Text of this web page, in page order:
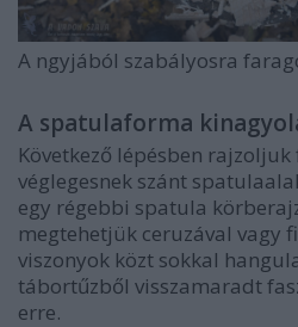
A ngyjából szabályosra
A spatulaforma
Következő lépésben rajzoljuk
véglegesnek szánt
egy régebbi spatula
megtehetjük ceruzával vagy
viszonyok közt sokkal
tábortűzből visszamaradt
erre.